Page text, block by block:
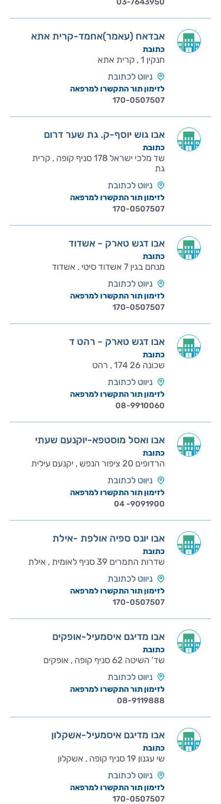
אבדאח (עאמר)אחמד-קרית אתא
כתובת
חנקין 1 , קרית אתא
ניווט לכתובת
לזימון תור התקשרו למרפאה
170-0507507
אבו גוש יוסף-ק. גת שער דרום
כתובת
שד מלכי ישראל 178 סניף קופה , קרית
גת
ניווט לכתובת
לזימון תור התקשרו למרפאה
170-0507507
אבו דגש טארק - אשדוד
כתובת
מנחם בגין 7 אשדוד סיטי , אשדוד
ניווט לכתובת
לזימון תור התקשרו למרפאה
170-0507507
אבו דגש טארק - רהט ד
כתובת
שכונה 26 174 , רהט
ניווט לכתובת
לזימון תור התקשרו למרפאה
08-9910060
אבו ואסל מוסטפא-יוקנעם שעתי
כתובת
הרדופים 20 ציפור הנפש , יקנעם עילית
ניווט לכתובת
לזימון תור התקשרו למרפאה
04 -9091900
אבו יונס ספיה אולפת -אילת
כתובת
שדרות התמרים 39 סניף לאומית , אילת
ניווט לכתובת
לזימון תור התקשרו למרפאה
170-0507507
אבו מדיגם איסמעיל-אופקים
כתובת
שד' השיטה 62 סניף קופה , אופקים
ניווט לכתובת
לזימון תור התקשרו למרפאה
08-9119888
אבו מדיגם איסמעיל-אשקלון
כתובת
שי עגנון 19 סניף קופה , אשקלון
ניווט לכתובת
לזימון תור התקשרו למרפאה
170-0507507